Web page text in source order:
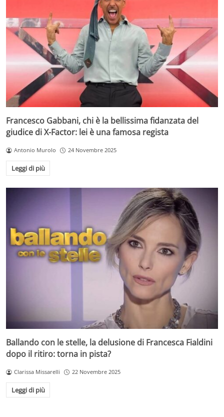
Francesco Gabbani, chi è la bellissima fidanzata del
giudice di X-Factor: lei è una famosa regista
Antonio Murolo 24 Novembre 2025
Leggi di più
Ballando con le stelle, la delusione di Francesca Fialdini
dopo il ritiro: torna in pista?
Clarissa Missarelli 22 Novembre 2025
Leggi di più